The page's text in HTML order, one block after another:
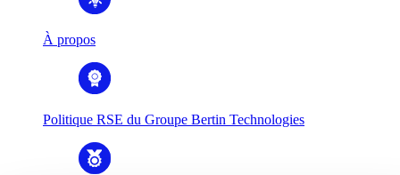
À propos
Politique RSE du Groupe Bertin Technologies